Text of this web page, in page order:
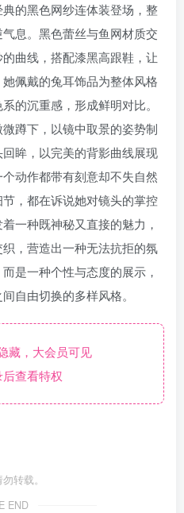
的黑色网纱连体装登场，整
息。黑色蕾丝与鱼网材质交
曲线，搭配漆黑高跟鞋，让
佩戴的兔耳饰品为整体风格
的沉重感，形成鲜明对比。
蹲下，以镜中取景的姿势制
眸，以完美的背影曲线展现
动作都带有刻意却不失自然
，都在诉说她对镜头的掌控
一种既神秘又直接的魅力，
，营造出一种无法抗拒的氛
是一种个性与态度的展示，
自由切换的多样风格。
藏，大会员可见
查看特权
转载。
END